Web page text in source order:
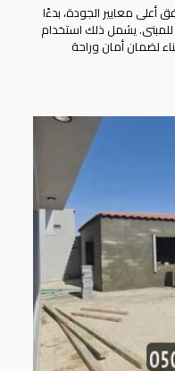
أعلى معايير الجودة، بدءًا
يشمل ذلك استخدام
لضمان أمان وراحة